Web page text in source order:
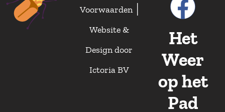
Voorwaarden|
Website &
Design door
Ictoria BV
Het
Weer
op het
Pad